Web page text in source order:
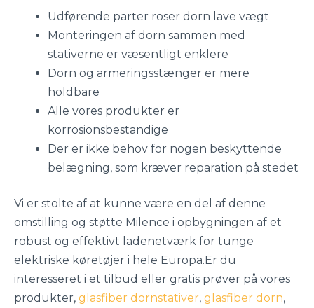
Udførende parter roser dorn lave vægt
Monteringen af dorn sammen med
stativerne er væsentligt enklere
Dorn og armeringsstænger er mere
holdbare
Alle vores produkter er
korrosionsbestandige
Der er ikke behov for nogen beskyttende
belægning, som kræver reparation på stedet
Vi er stolte af at kunne være en del af denne
omstilling og støtte Milence i opbygningen af et
robust og effektivt ladenetværk for tunge
elektriske køretøjer i hele Europa.Er du
interesseret i et tilbud eller gratis prøver på vores
produkter, glasfiber dornstativer, glasfiber dorn,